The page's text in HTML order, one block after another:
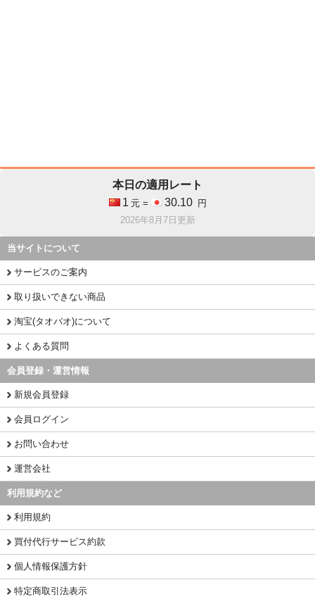
本日の適用レート
1 元 = 30.10
円
2026年8月7日更新
当サイトについて
サービスのご案内
取り扱いできない商品
淘宝(タオバオ)について
よくある質問
会員登録・運営情報
新規会員登録
会員ログイン
お問い合わせ
運営会社
利用規約など
利用規約
買付代行サービス約款
個人情報保護方針
特定商取引法表示